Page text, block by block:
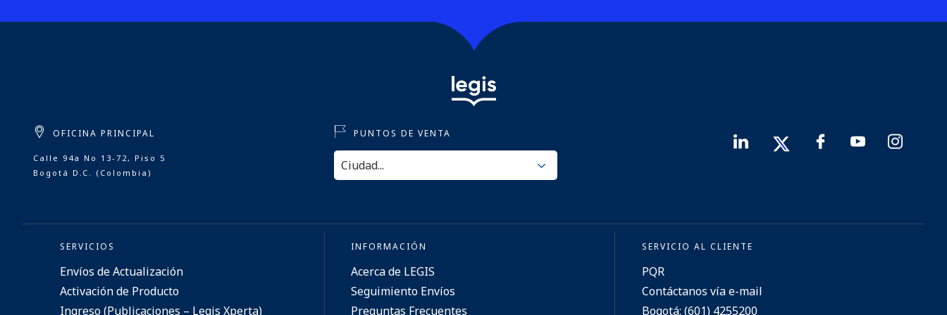
OFICINA PRINCIPAL
Calle 94a No 13-72, Piso 5
Bogotá D.C. (Colombia)
PUNTOS DE VENTA
SERVICIOS
Envíos de Actualización
Activación de Producto
Ingreso (Publicaciones – Legis Xperta)
INFORMACIÓN
Acerca de LEGIS
Seguimiento Envíos
Preguntas Frecuentes
SERVICIO AL CLIENTE
PQR
Contáctanos vía e-mail
Bogotá: (601) 4255200